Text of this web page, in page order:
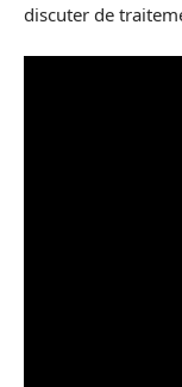
discuter de